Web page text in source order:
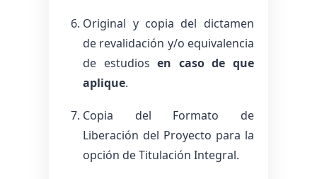
Original y copia del dictamen
de revalidación y/o equivalencia
de estudiosen caso de que
aplique.
Copia del Formato de
Liberación del Proyecto para la
opción de Titulación Integral.